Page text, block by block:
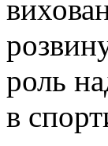
роль
в